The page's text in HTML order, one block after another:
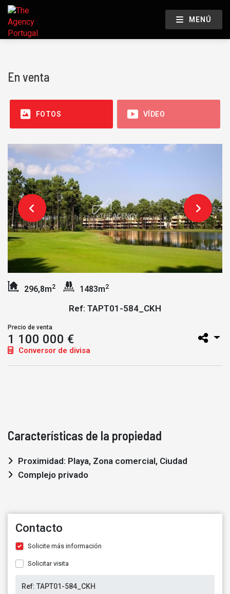
MENÚ
En venta
FOTOS VÍDEO
296,8m2 1483m2
Ref: TAPT01-584_CKH
Precio de venta
1 100 000 €
Conversor de divisa
Características de la propiedad
Proximidad: Playa, Zona comercial, Ciudad
Complejo privado
Contacto
Solicite más información
Solicitar visita